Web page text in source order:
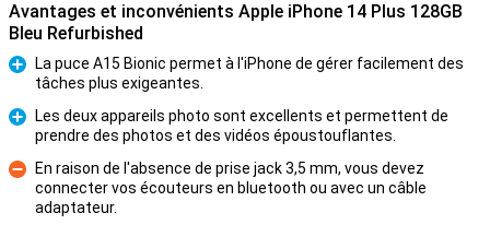
Avantages et inconvénients Apple iPhone 14 Plus 128GB
Bleu Refurbished
Pour
La puce A15 Bionic permet à l'iPhone de gérer facilement des
tâches plus exigeantes.
Pour
Les deux appareils photo sont excellents et permettent de
prendre des photos et des vidéos époustouflantes.
Contre
En raison de l'absence de prise jack 3,5 mm, vous devez
connecter vos écouteurs en bluetooth ou avec un câble
adaptateur.